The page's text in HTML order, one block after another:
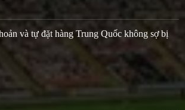
và tự đặt hàng Trung Quốc không sợ bị